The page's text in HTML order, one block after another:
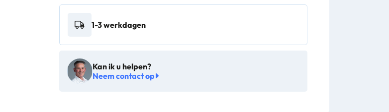
3812
1-3 werkdagen
Kan ik u helpen?
Neem contact op